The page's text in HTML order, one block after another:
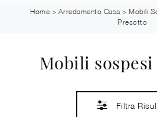
Home > Arredamento Casa >Mobili
Presotto
Mobili
Filtra